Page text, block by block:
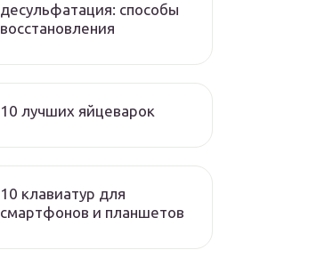
десульфатация: способы
восстановления
10 лучших яйцеварок
10 клавиатур для
смартфонов и планшетов